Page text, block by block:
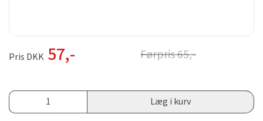
Pris DKK 57,- Førpris65,-
Læg i kurv